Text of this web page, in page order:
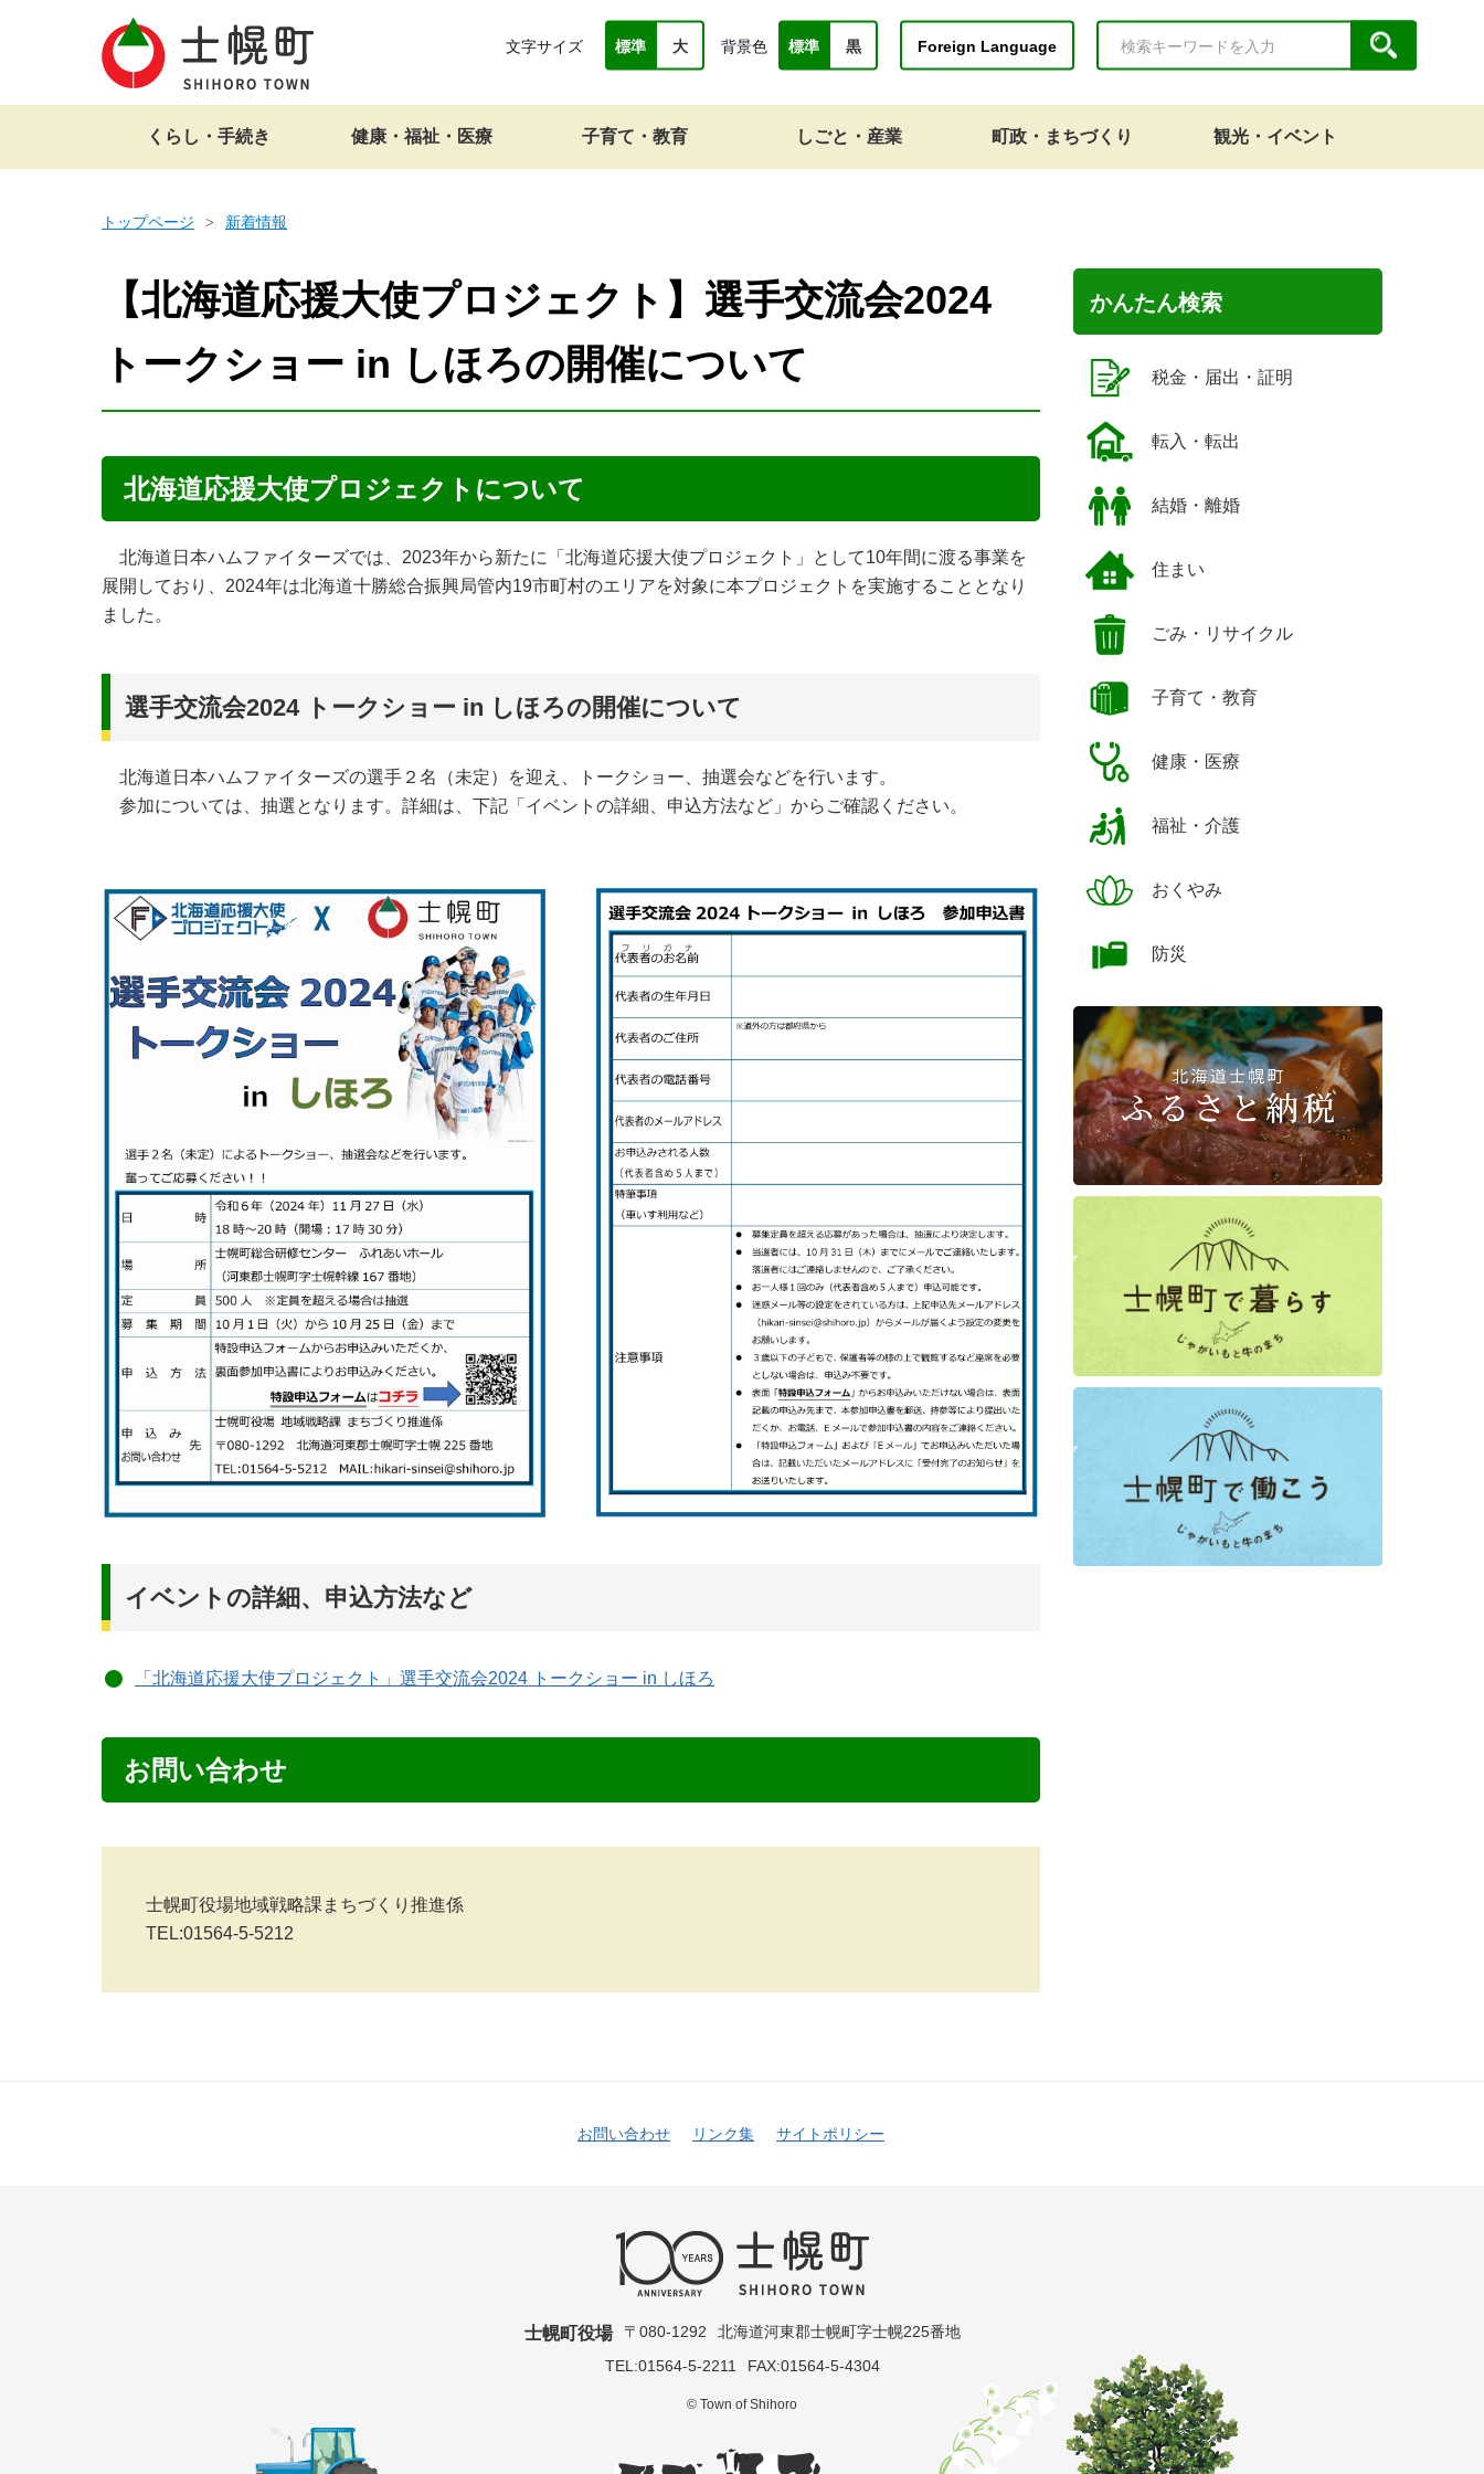
くらし・手続き 健康・福祉・医療 子育て・教育 しごと・産業 町政・まちづくり 観光・イベント
文字サイズ 標準 大 背景色 標準 黒 Foreign Language
トップページ 新着情報
【北海道応援大使プロジェクト】選手交流会2024
トークショー in しほろの開催について
北海道応援大使プロジェクトについて
北海道日本ハムファイターズでは、2023年から新たに「北海道応援大使プロジェクト」として10年間に渡る事業を
展開しており、2024年は北海道十勝総合振興局管内19市町村のエリアを対象に本プロジェクトを実施することとなり
ました。
選手交流会2024 トークショー in しほろの開催について
北海道日本ハムファイターズの選手２名（未定）を迎え、トークショー、抽選会などを行います。
参加については、抽選となります。詳細は、下記「イベントの詳細、申込方法など」からご確認ください。
イベントの詳細、申込方法など
「北海道応援大使プロジェクト」選手交流会2024 トークショー in しほろ
お問い合わせ
士幌町役場地域戦略課まちづくり推進係
TEL:01564-5-5212
かんたん検索
税金・届出・証明
転入・転出
結婚・離婚
住まい
ごみ・リサイクル
子育て・教育
健康・医療
福祉・介護
おくやみ
防災
お問い合わせ リンク集 サイトポリシー
士幌町役場 〒080-1292
北海道河東郡士幌町字士幌225番地
TEL:01564-5-2211
FAX:01564-5-4304
© Town of Shihoro